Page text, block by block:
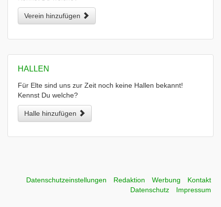
Verein hinzufügen
HALLEN
Für Elte sind uns zur Zeit noch keine Hallen bekannt!
Kennst Du welche?
Halle hinzufügen
Datenschutzeinstellungen Redaktion Werbung
Kontakt
Datenschutz
Impressum